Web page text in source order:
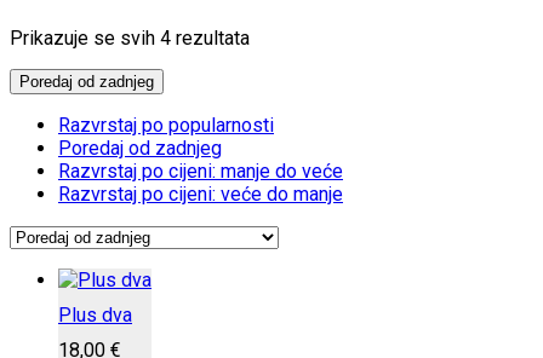
Prikazuje se svih 4 rezultataPoredano
Poredaj od zadnjeg
Razvrstaj po popularnosti
Poredaj od zadnjeg
Razvrstaj po cijeni: manje do veće
Razvrstaj po cijeni: veće do manje
Plus dva
18,00 €